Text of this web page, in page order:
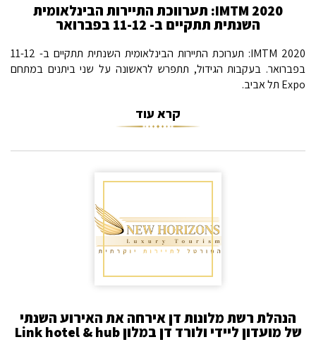
2020 IMTM: תערווכת התיירות הבינלאומית
השנתית תתקיים ב- 11-12 בפברואר
2020 IMTM: תערוכת התיירות הבינלאומית השנתית תתקיים ב- 11-12
בפברואר. בעקבות הגידול, תתפרש לראשונה על שני ביתנים במתחם
Expo תל אביב.
קרא עוד
הנהלת רשת מלונות דן אירחה את האירוע השנתי
של מועדון ליידי ולורד דן במלון Link hotel & hub